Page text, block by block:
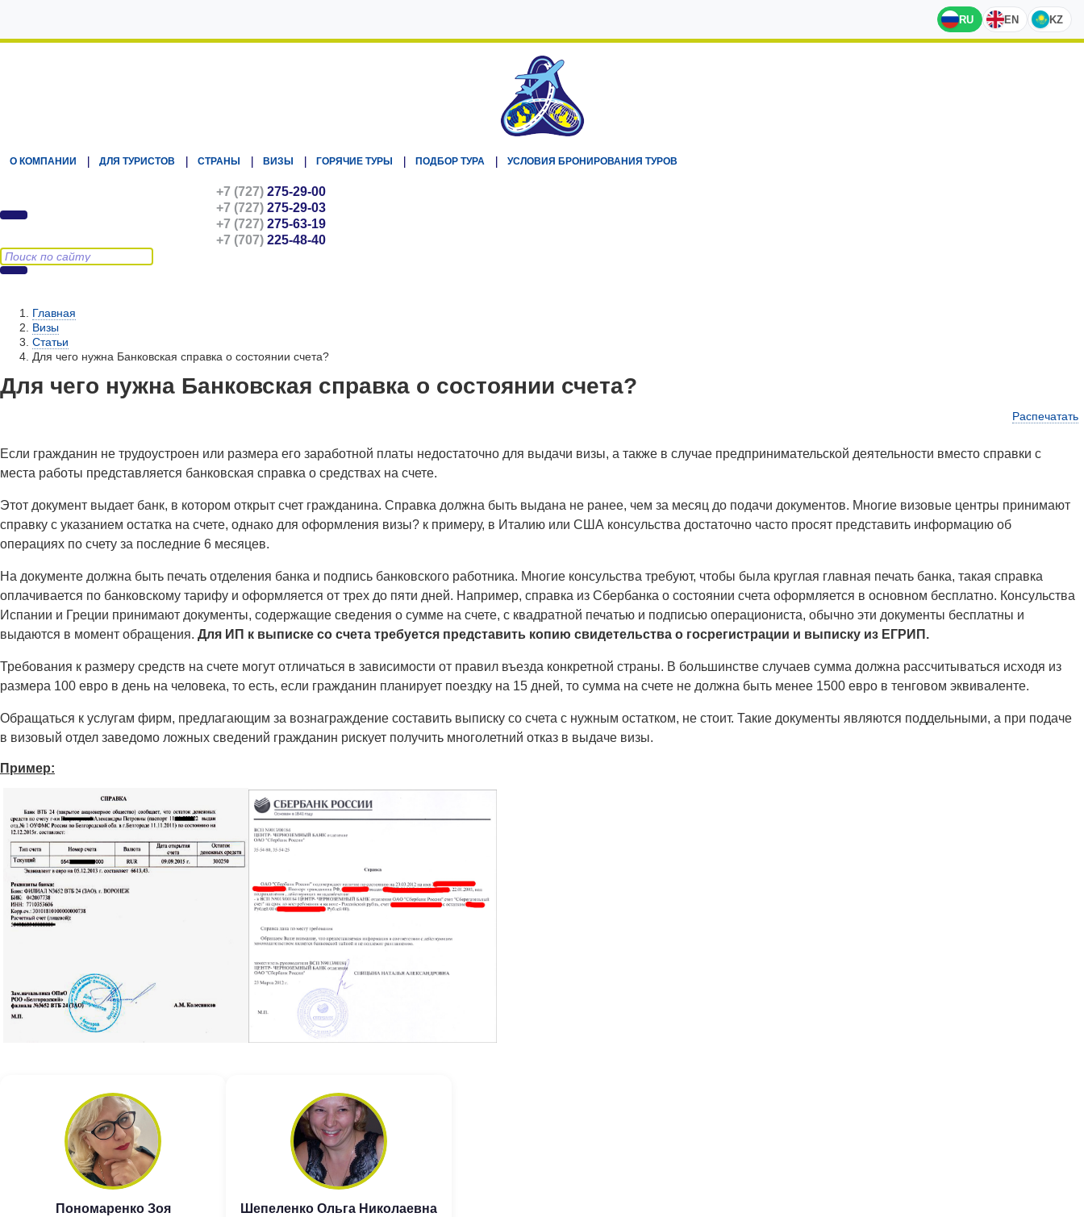
RU EN KZ
О КОМПАНИИ ДЛЯ ТУРИСТОВ СТРАНЫ ВИЗЫ ГОРЯЧИЕ ТУРЫ ПОДБОР ТУРА УСЛОВИЯ БРОНИРОВАНИЯ ТУРОВ
+7 (727) 275-29-00
+7 (727) 275-29-03
+7 (727) 275-63-19
+7 (707) 225-48-40
Главная
Визы
Статьи
Для чего нужна Банковская справка о состоянии счета?
Для чего нужна Банковская справка о состоянии счета?
Распечатать
Если гражданин не трудоустроен или размера его заработной платы недостаточно для выдачи визы, а также в случае предпринимательской деятельности вместо справки с
места работы представляется банковская справка о средствах на счете.
Этот документ выдает банк, в котором открыт счет гражданина. Справка должна быть выдана не ранее, чем за месяц до подачи документов. Многие визовые центры принимают
справку с указанием остатка на счете, однако для оформления визы? к примеру, в Италию или США консульства достаточно часто просят представить информацию об
операциях по счету за последние 6 месяцев.
На документе должна быть печать отделения банка и подпись банковского работника. Многие консульства требуют, чтобы была круглая главная печать банка, такая справка
оплачивается по банковскому тарифу и оформляется от трех до пяти дней. Например, справка из Сбербанка о состоянии счета оформляется в основном бесплатно. Консульства
Испании и Греции принимают документы, содержащие сведения о сумме на счете, с квадратной печатью и подписью операциониста, обычно эти документы бесплатны и
выдаются в момент обращения. Для ИП к выписке со счета требуется представить копию свидетельства о госрегистрации и выписку из ЕГРИП.
Требования к размеру средств на счете могут отличаться в зависимости от правил въезда конкретной страны. В большинстве случаев сумма должна рассчитываться исходя из
размера 100 евро в день на человека, то есть, если гражданин планирует поездку на 15 дней, то сумма на счете не должна быть менее 1500 евро в тенговом эквиваленте.
Обращаться к услугам фирм, предлагающим за вознаграждение составить выписку со счета с нужным остатком, не стоит. Такие документы являются поддельными, а при подаче
в визовый отдел заведомо ложных сведений гражданин рискует получить многолетний отказ в выдаче визы.
Пример:
Пономаренко Зоя
Шепеленко Ольга Николаевна